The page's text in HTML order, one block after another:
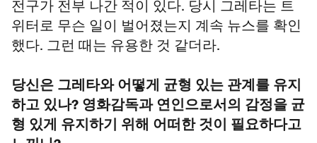
전구가 전부 나간 적이 있다. 당시 그레타는 트
위터로 무슨 일이 벌어졌는지 계속 뉴스를 확인
했다. 그런 때는 유용한 것 같더라.
당신은 그레타와 어떻게 균형 있는 관계를 유지
하고 있나? 영화감독과 연인으로서의 감정을 균
형 있게 유지하기 위해 어떠한 것이 필요하다고